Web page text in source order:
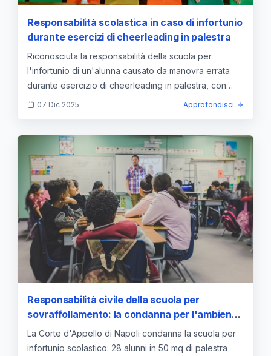
Responsabilità scolastica in caso di infortunio
durante esercizi di cheerleading in palestra
Riconosciuta la responsabilità della scuola per
l'infortunio di un'alunna causato da manovra errata
durante esercizio di cheerleading in palestra, con
trauma a mento e collo.
07 Dic 2025 Approfondisci
Responsabilità civile della scuola per
sovraffollamento: la condanna per l'ambiente
inadeguato e il rischio sportivo
La Corte d'Appello di Napoli condanna la scuola per
infortunio scolastico: 28 alunni in 50 mq di palestra